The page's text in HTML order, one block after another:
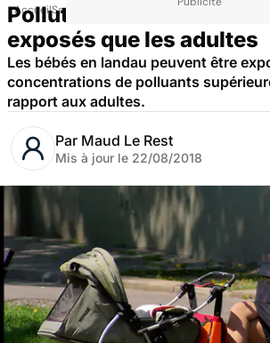
AccueilSanté
Pollution de l’air : les
exposés que les adultes
Les bébés en landau peuvent être
concentrations de polluants
rapport aux adultes.
Par Maud Le Rest
Mis à jour le 22/08/2018